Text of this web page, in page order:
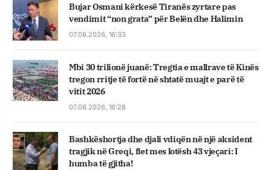
Bujar Osmani kërkesë Tiranës zyrtare pas
vendimit “non grata” për Belën dhe Halimin
07.08.2026, 16:33
Mbi 30 trilionë juanë: Tregtia e mallrave të Kinës
tregon rritje të fortë në shtatë muajt e parë të
vitit 2026
07.08.2026, 16:28
Bashkëshortja dhe djali vdiqën në një aksident
tragjik në Greqi, flet mes lotësh 43 vjeçari: I
humba të gjitha!